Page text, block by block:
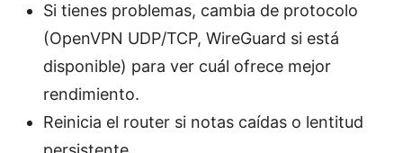
Si tienes problemas, cambia de protocolo
(OpenVPN UDP/TCP, WireGuard si está
disponible) para ver cuál ofrece mejor
rendimiento.
Reinicia el router si notas caídas o lentitud